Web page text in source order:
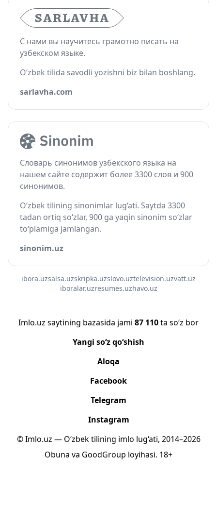
С нами вы научитесь грамотно писать на
узбекском языке.
O‘zbek tilida savodli yozishni biz bilan boshlang.
sarlavha.com
Словарь синонимов узбекского языка на
нашем сайте содержит более 3300 слов и 900
синонимов.
O‘zbek tilining sinonimlar lug‘ati. Saytda 3300
tadan ortiq so‘zlar, 900 ga yaqin sinonim so‘zlar
to‘plamiga jamlangan.
sinonim.uz
ibora.uzsalsa.uzskripka.uzslovo.uztelevision.uzvatt.uz
iboralar.uzresumes.uzhavo.uz
Imlo.uz saytining bazasida jami 87 110ta so‘z bor
Yangi so‘z qo‘shish
Aloqa
Facebook
Telegram
Instagram
© Imlo.uz — O‘zbek tilining imlo lug‘ati, 2014–2026
Obuna va GoodGroup loyihasi. 18+